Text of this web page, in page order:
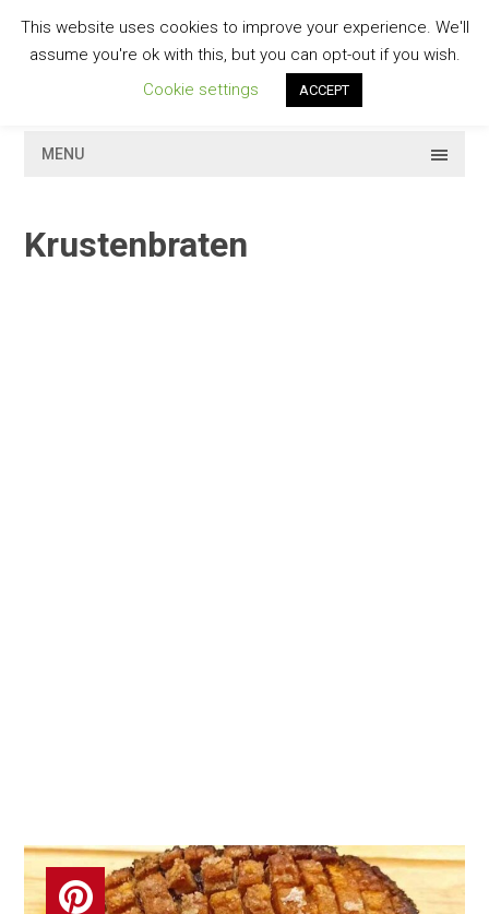
contentGESCHMACKVOLL
MENU
Krustenbraten
This website uses cookies to improve your experience. We'll
assume you're ok with this, but you can opt-out if you wish.
Cookie settings
ACCEPT